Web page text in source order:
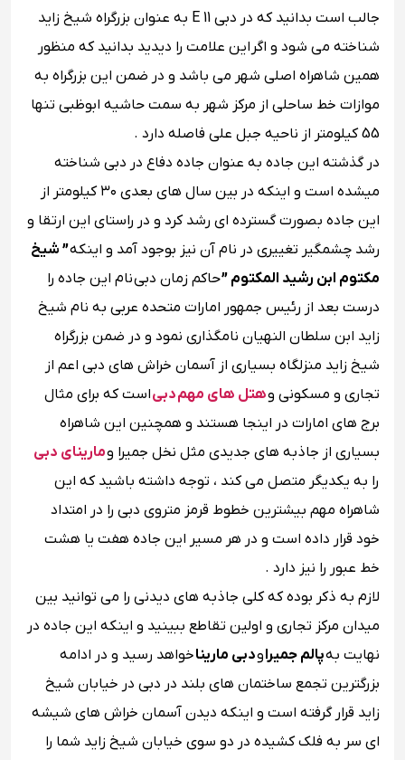
جالب است بدانید که در دبی E 11 به عنوان بزرگراه شیخ زاید
شناخته می ‌شود و اگر این علامت را دیدید بدانید که منظور
همین شاهراه اصلی شهر می باشد و در ضمن این بزرگراه به‌
موازات خط ساحلی از مرکز شهر به سمت حاشیه ابوظبی تنها
55 کیلومتر از ناحیه جبل علی فاصله دارد .
در گذشته این جاده به‌ عنوان جاده دفاع در دبی شناخته‌
میشده است و اینکه در بین سال‌ های بعدی ۳۰ کیلومتر از
این جاده بصورت گسترده ای رشد کرد و در راستای این ارتقا و
رشد چشمگیر تغییری در نام آن نیز بوجود آمد و اینکه” شیخ
مکتوم ابن رشید المکتوم ”حاکم زمان دبی نام این جاده را
درست بعد از رئیس‌ جمهور امارات متحده عربی به نام شیخ
زاید ابن سلطان النهیان نامگذاری نمود و در ضمن بزرگراه
شیخ زاید منزلگاه بسیاری از آسمان خراش‌ های دبی اعم از
تجاری و مسکونی وهتل های مهم دبیاست که برای مثال
برج‌ های امارات در اینجا هستند و همچنین این شاهراه
بسیاری از جاذبه های جدیدی مثل نخل جمیرا ومارینای دبی
را به یکدیگر متصل می‌ کند ، توجه داشته باشید که این
شاهراه مهم بیشترین خطوط قرمز متروی دبی را در امتداد
خود قرار داده است و در هر مسیر این جاده هفت یا هشت
خط عبور را نیز دارد .
لازم به ذکر بوده که کلی جاذبه های دیدنی را می توانید بین
میدان مرکز تجاری و اولین تقاطع ببینید و اینکه این جاده در
نهایت بهپالم جمیراودبی ماریناخواهد رسید و در ادامه
بزرگترین تجمع ساختمان های بلند در دبی در خیابان شیخ
زاید قرار گرفته است و اینکه دیدن آسمان خراش های شیشه
ای سر به فلک کشیده در دو سوی خیابان شیخ زاید شما را